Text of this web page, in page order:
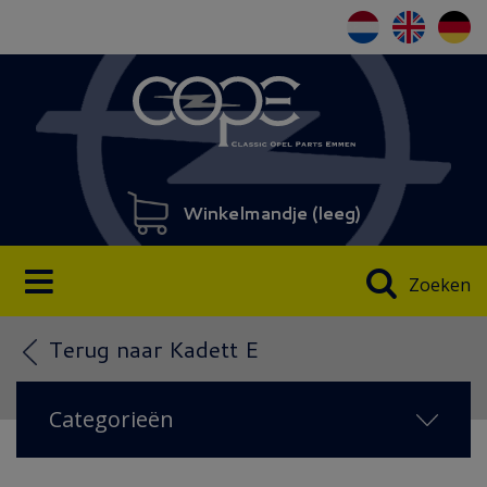
Winkelmandje (leeg)
Zoeken
Terug naar Kadett E
Categorieën
NIEUW IN 2026(138)